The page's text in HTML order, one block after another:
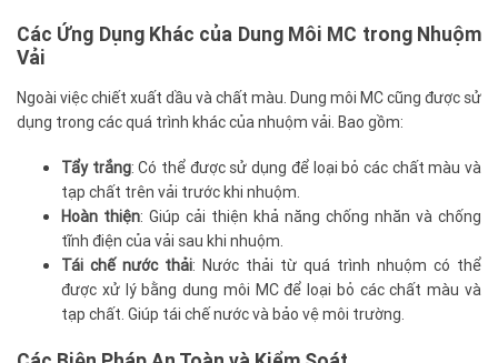
Các Ứng Dụng Khác của Dung Môi MC trong Nhuộm
Vải
Ngoài việc chiết xuất dầu và chất màu. Dung môi MC cũng được sử
dụng trong các quá trình khác của nhuộm vải. Bao gồm:
Tẩy trắng: Có thể được sử dụng để loại bỏ các chất màu và
tạp chất trên vải trước khi nhuộm.
Hoàn thiện: Giúp cải thiện khả năng chống nhăn và chống
tĩnh điện của vải sau khi nhuộm.
Tái chế nước thải: Nước thải từ quá trình nhuộm có thể
được xử lý bằng dung môi MC để loại bỏ các chất màu và
tạp chất. Giúp tái chế nước và bảo vệ môi trường.